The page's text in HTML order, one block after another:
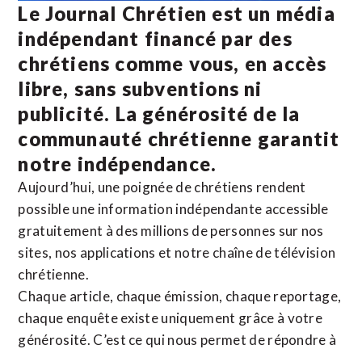
Le Journal Chrétien est un média
indépendant financé par des
chrétiens comme vous, en accès
libre, sans subventions ni
publicité. La générosité de la
communauté chrétienne garantit
notre indépendance.
Aujourd’hui, une poignée de chrétiens rendent
possible une information indépendante accessible
gratuitement à des millions de personnes sur nos
sites, nos applications et notre chaîne de télévision
chrétienne.
Chaque article, chaque émission, chaque reportage,
chaque enquête existe uniquement grâce à votre
générosité. C’est ce qui nous permet de répondre à